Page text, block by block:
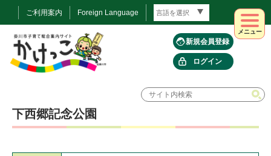
ご利用案内 Foreign Language
新規会員登録
ログイン
メニュー
下西郷記念公園